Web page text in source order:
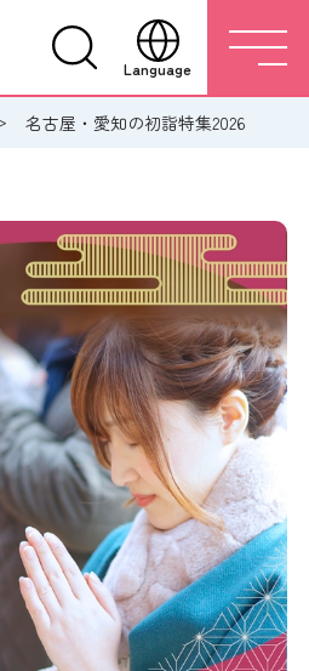
Language
名古屋・愛知の初詣特集2026